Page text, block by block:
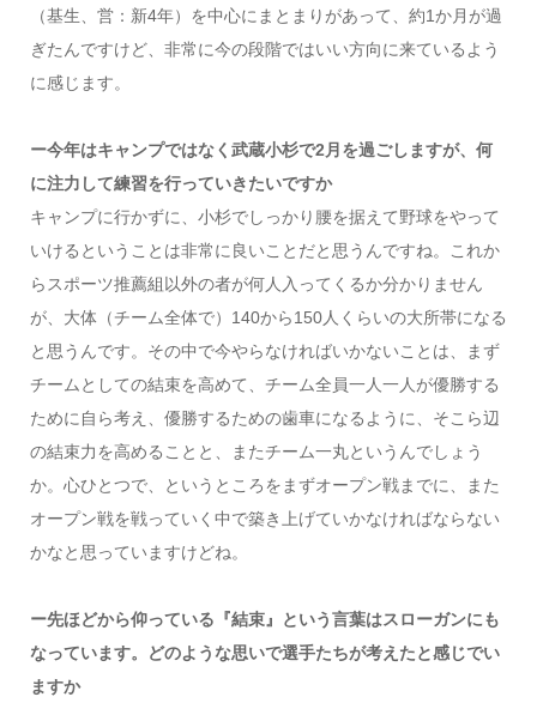
（基生、営：新4年）を中心にまとまりがあって、約1か月が過
ぎたんですけど、非常に今の段階ではいい方向に来ているよう
に感じます。
ー今年はキャンプではなく武蔵小杉で2月を過ごしますが、何
に注力して練習を行っていきたいですか
キャンプに行かずに、小杉でしっかり腰を据えて野球をやって
いけるということは非常に良いことだと思うんですね。これか
らスポーツ推薦組以外の者が何人入ってくるか分かりません
が、大体（チーム全体で）140から150人くらいの大所帯になる
と思うんです。その中で今やらなければいかないことは、まず
チームとしての結束を高めて、チーム全員一人一人が優勝する
ために自ら考え、優勝するための歯車になるように、そこら辺
の結束力を高めることと、またチーム一丸というんでしょう
か。心ひとつで、というところをまずオープン戦までに、また
オープン戦を戦っていく中で築き上げていかなければならない
かなと思っていますけどね。
ー先ほどから仰っている『結束』という言葉はスローガンにも
なっています。どのような思いで選手たちが考えたと感じでい
ますか